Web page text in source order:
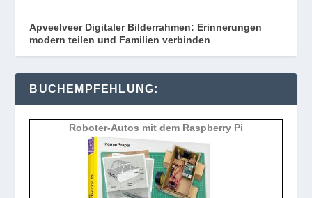
Apveelveer Digitaler Bilderrahmen: Erinnerungen
modern teilen und Familien verbinden
BUCHEMPFEHLUNG:
Roboter-Autos mit dem Raspberry Pi